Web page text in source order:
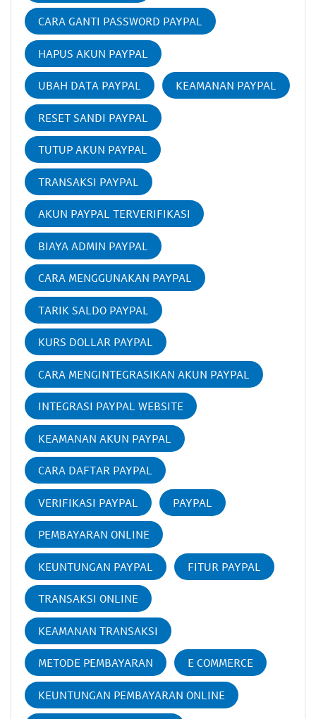
CARA GANTI PASSWORD PAYPAL
HAPUS AKUN PAYPAL
UBAH DATA PAYPAL KEAMANAN PAYPAL
RESET SANDI PAYPAL
TUTUP AKUN PAYPAL
TRANSAKSI PAYPAL
AKUN PAYPAL TERVERIFIKASI
BIAYA ADMIN PAYPAL
CARA MENGGUNAKAN PAYPAL
TARIK SALDO PAYPAL
KURS DOLLAR PAYPAL
CARA MENGINTEGRASIKAN AKUN PAYPAL
INTEGRASI PAYPAL WEBSITE
KEAMANAN AKUN PAYPAL
CARA DAFTAR PAYPAL
VERIFIKASI PAYPAL PAYPAL
PEMBAYARAN ONLINE
KEUNTUNGAN PAYPAL FITUR PAYPAL
TRANSAKSI ONLINE
KEAMANAN TRANSAKSI
METODE PEMBAYARAN E COMMERCE
KEUNTUNGAN PEMBAYARAN ONLINE